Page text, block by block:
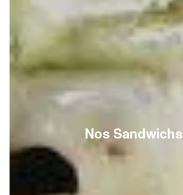
Nos Sandwichs